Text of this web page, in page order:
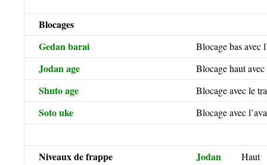
Blocages
Gedan barai
Blocage bas avec
Jodan age Blocage haut
Shuto age Blocage avec le
Soto uke Blocage avec
Niveaux de frappe Jodan Haut